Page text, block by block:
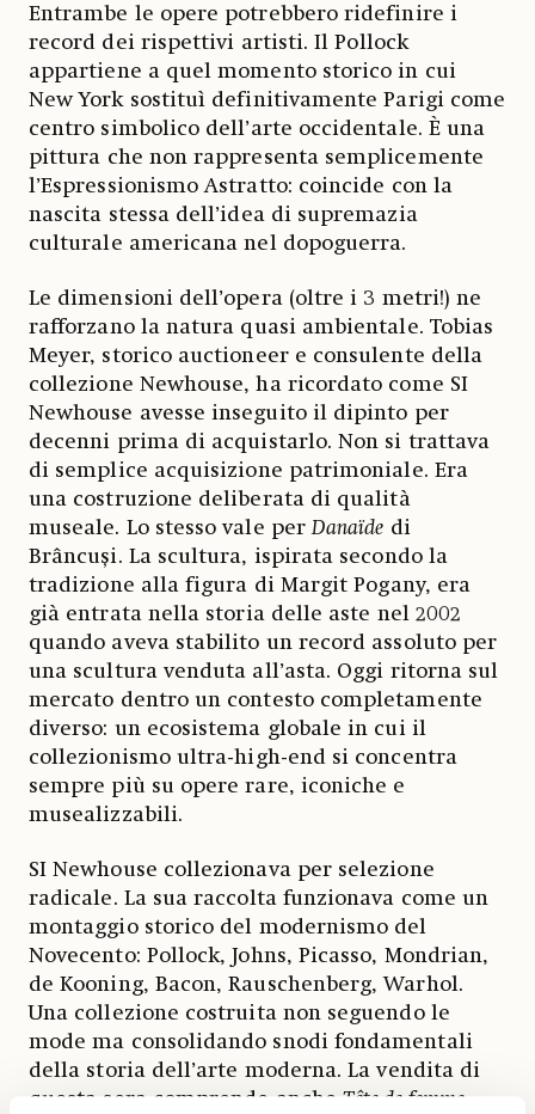
Entrambe le opere potrebbero ridefinire i
record dei rispettivi artisti. Il Pollock
appartiene a quel momento storico in cui
New York sostituì definitivamente Parigi come
centro simbolico dell’arte occidentale. È una
pittura che non rappresenta semplicemente
l’Espressionismo Astratto: coincide con la
nascita stessa dell’idea di supremazia
culturale americana nel dopoguerra.
Le dimensioni dell’opera (oltre i 3 metri!) ne
rafforzano la natura quasi ambientale. Tobias
Meyer, storico auctioneer e consulente della
collezione Newhouse, ha ricordato come SI
Newhouse avesse inseguito il dipinto per
decenni prima di acquistarlo. Non si trattava
di semplice acquisizione patrimoniale. Era
una costruzione deliberata di qualità
museale. Lo stesso vale perDanaïde di
Brâncuși. La scultura, ispirata secondo la
tradizione alla figura di Margit Pogany, era
già entrata nella storia delle aste nel 2002
quando aveva stabilito un record assoluto per
una scultura venduta all’asta. Oggi ritorna sul
mercato dentro un contesto completamente
diverso: un ecosistema globale in cui il
collezionismo ultra-high-end si concentra
sempre più su opere rare, iconiche e
musealizzabili.
SI Newhouse collezionava per selezione
radicale. La sua raccolta funzionava come un
montaggio storico del modernismo del
Novecento: Pollock, Johns, Picasso, Mondrian,
de Kooning, Bacon, Rauschenberg, Warhol.
Una collezione costruita non seguendo le
mode ma consolidando snodi fondamentali
della storia dell’arte moderna. La vendita di
questa sera comprende anche Tête de femme